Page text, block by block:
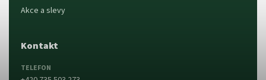
Akce a slevy
Kontakt
TELEFON